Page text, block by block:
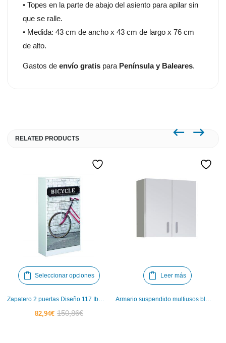
• Topes en la parte de abajo del asiento para apilar sin
que se ralle.
• Medida: 43 cm de ancho x 43 cm de largo x 76 cm
de alto.
Gastos de envío gratis para Península y Baleares.
RELATED PRODUCTS
Seleccionar opciones
Este
Zapatero 2 puertas Diseño 117 Iberodepot
82,94€El150,86€El
Leer más
Armario suspendido multiusos blanco Iberodepot